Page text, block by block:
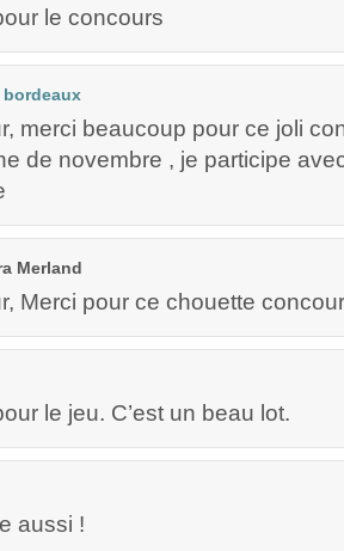
le concours
bordeaux
merci beaucoup pour ce joli
de novembre , je participe
Merland
Merci pour ce chouette
le jeu. C’est un beau lot.
aussi !